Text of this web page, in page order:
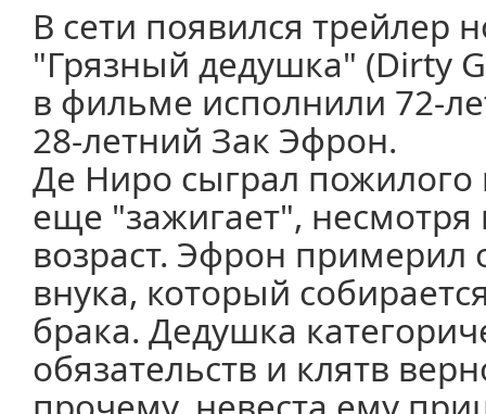
В сети появился трейлер
"Грязный дедушка" (Dirty
в фильме исполнили 72-
28-летний Зак Эфрон.
Де Ниро сыграл пожилого
еще "зажигает",
возраст. Эфрон примерил
внука, который
брака. Дедушка
обязательств и клятв